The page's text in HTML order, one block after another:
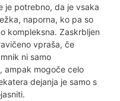
je potrebno, da je vsaka
naporna, ko pa so
kompleksna. Zaskrbljen
vpraša, če
ni samo
ampak mogoče celo
dejanja je samo s